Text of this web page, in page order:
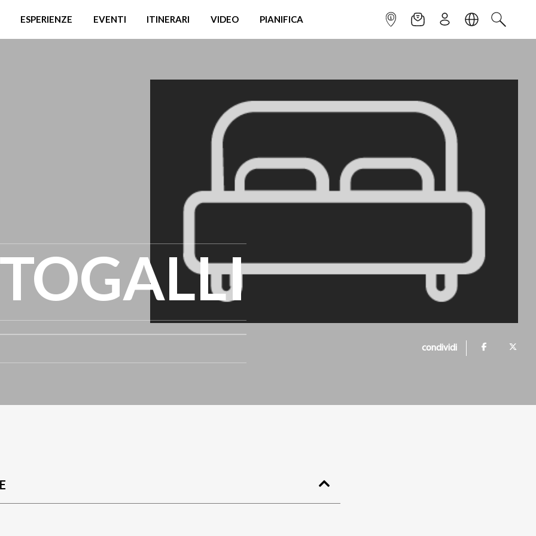
ESPERIENZE EVENTI ITINERARI VIDEO PIANIFICA INFOPOINTNEWSLETTER
ISCRIVITILINGUACERCA
condividi